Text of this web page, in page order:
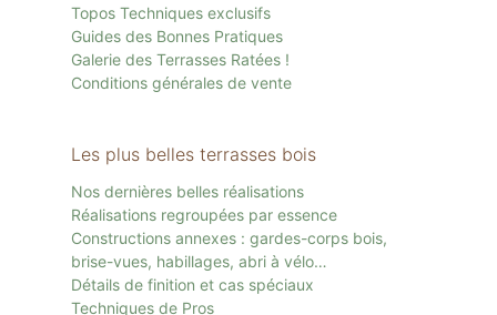
Topos Techniques exclusifs
Guides des Bonnes Pratiques
Galerie des Terrasses Ratées !
Conditions générales de vente
Les plus belles terrasses bois
Nos dernières belles réalisations
Réalisations regroupées par essence
Constructions annexes : gardes-corps bois,
brise-vues, habillages, abri à vélo…
Détails de finition et cas spéciaux
Techniques de Pros